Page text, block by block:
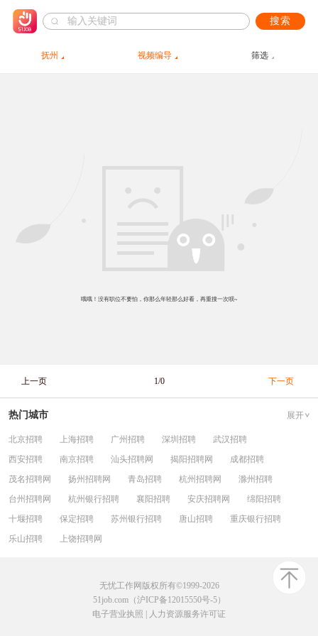
搜索
抚州 视频编导 筛选
哦哦！没有职位不要怕，你那么年轻那么好看，再重搜一次呗~
上一页 1/0 下一页
热门城市 展开
北京招聘 上海招聘 广州招聘 深圳招聘
武汉招聘
西安招聘
南京招聘 汕头招聘网 揭阳招聘网
成都招聘
茂名招聘网
扬州招聘网 青岛招聘 杭州招聘网
滁州招聘
台州招聘网
杭州银行招聘 襄阳招聘 安庆招聘网
绵阳招聘
十堰招聘
保定招聘 苏州银行招聘 唐山招聘
重庆银行招聘
乐山招聘
上饶招聘网
无忧工作网版权所有©1999-2026
51job.com（沪ICP备12015550号-5）
电子营业执照
人力资源服务许可证